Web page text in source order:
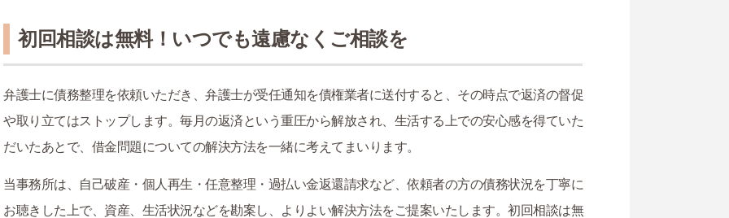
初回相談は無料！いつでも遠慮なくご相談を
弁護士に債務整理を依頼いただき、弁護士が受任通知を債権業者に送付すると、その時点で返済の督促
や取り立てはストップします。毎月の返済という重圧から解放され、生活する上での安心感を得ていた
だいたあとで、借金問題についての解決方法を一緒に考えてまいります。
当事務所は、自己破産・個人再生・任意整理・過払い金返還請求など、依頼者の方の債務状況を丁寧に
お聴きした上で、資産、生活状況などを勘案し、よりよい解決方法をご提案いたします。初回相談は無